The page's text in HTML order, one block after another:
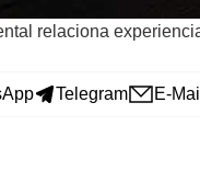
relaciona
Telegram E-Mail